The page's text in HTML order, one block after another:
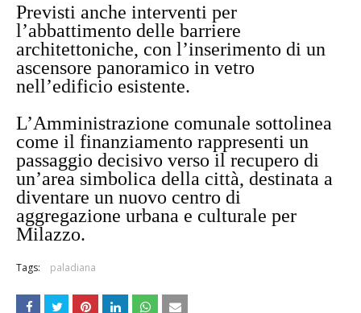
Previsti anche interventi per
l’abbattimento delle barriere
architettoniche, con l’inserimento di un
ascensore panoramico in vetro
nell’edificio esistente.
L’Amministrazione comunale sottolinea
come il finanziamento rappresenti un
passaggio decisivo verso il recupero di
un’area simbolica della città, destinata a
diventare un nuovo centro di
aggregazione urbana e culturale per
Milazzo.
Tags: paladiana